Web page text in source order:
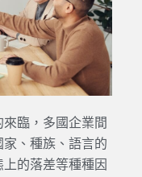
來臨，多國企業間
、種族、語言的
的落差等種種因